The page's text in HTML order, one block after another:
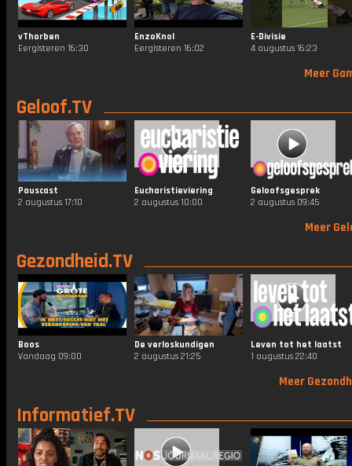
vThorben
Eergisteren 16:30
EnzoKnol
Eergisteren 16:02
E-Divisie
4 augustus 16:23
Meer
Geloof.TV
Pauscast
2 augustus 17:10
Eucharistieviering
2 augustus 10:00
Geloofsgesprek
2 augustus 09:45
Meer
Gezondheid.TV
Boos
Vandaag 09:00
De verloskundigen
2 augustus 21:25
Leven tot het laatst
1 augustus 22:40
Meer
Informatief.TV